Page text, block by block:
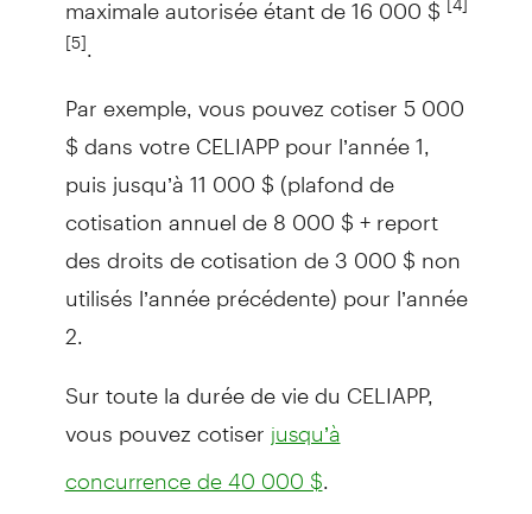
[5]
Par exemple, vous pouvez cotiser 5 000
$ dans votre CELIAPP pour l’année 1,
puis jusqu’à 11 000 $ (plafond de
cotisation annuel de 8 000 $ + report
des droits de cotisation de 3 000 $ non
utilisés l’année précédente) pour l’année
2.
Sur toute la durée de vie du CELIAPP,
vous pouvez cotiser jusqu’à
concurrence de 40 000 $